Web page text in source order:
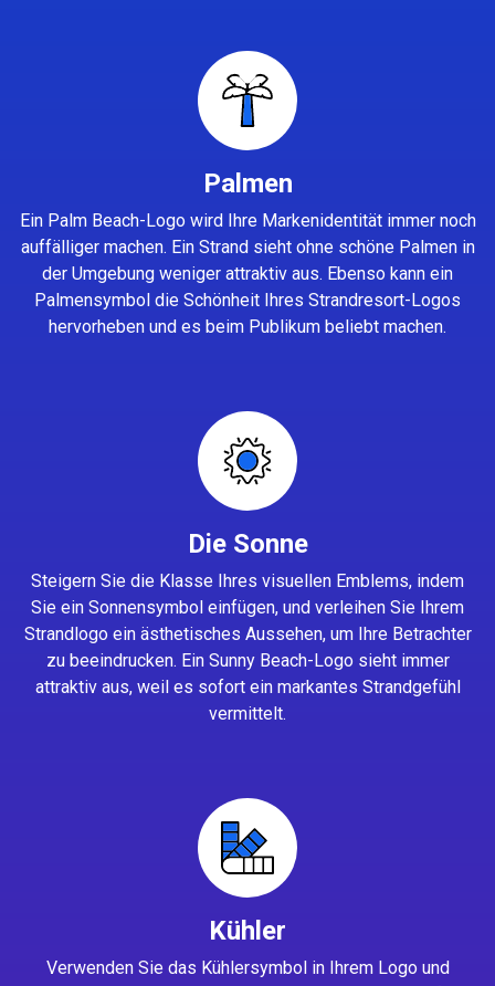
Palmen
Ein Palm Beach-Logo wird Ihre Markenidentität immer noch
auffälliger machen. Ein Strand sieht ohne schöne Palmen in
der Umgebung weniger attraktiv aus. Ebenso kann ein
Palmensymbol die Schönheit Ihres Strandresort-Logos
hervorheben und es beim Publikum beliebt machen.
Die Sonne
Steigern Sie die Klasse Ihres visuellen Emblems, indem
Sie ein Sonnensymbol einfügen, und verleihen Sie Ihrem
Strandlogo ein ästhetisches Aussehen, um Ihre Betrachter
zu beeindrucken. Ein Sunny Beach-Logo sieht immer
attraktiv aus, weil es sofort ein markantes Strandgefühl
vermittelt.
Kühler
Verwenden Sie das Kühlersymbol in Ihrem Logo und